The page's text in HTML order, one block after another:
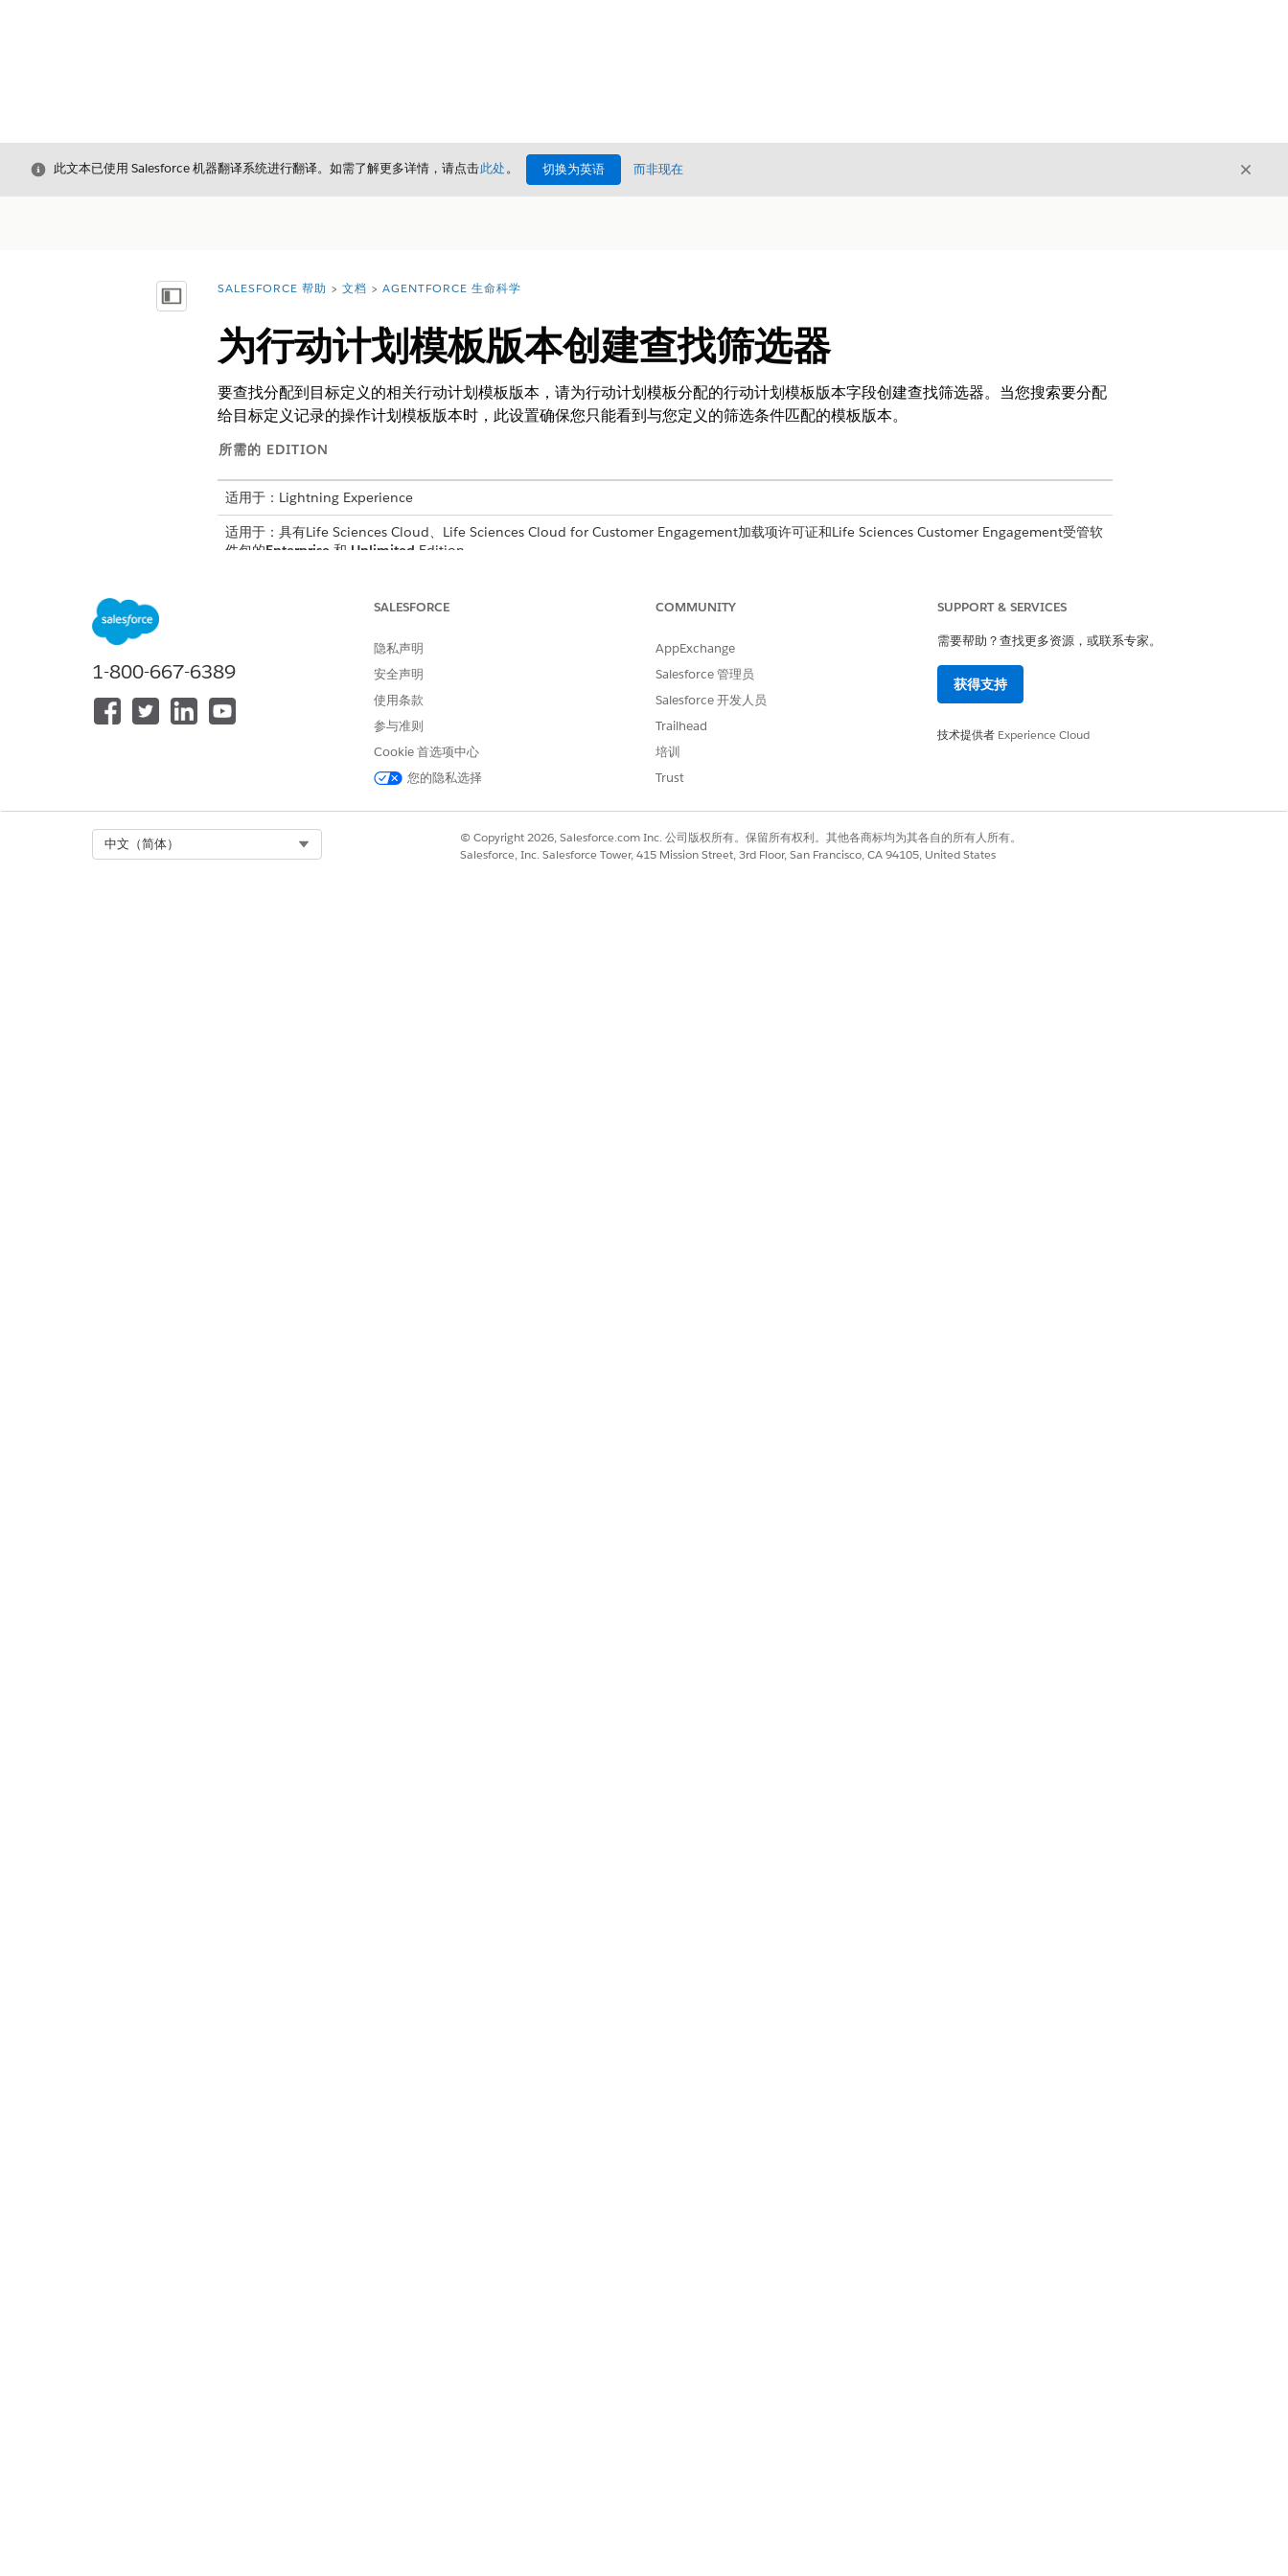
关闭
此文本已使用 Salesforce 机器翻译系统进行翻译。如需了解更多详情，请点击此处。 切换为英语 而非现在 关闭
显示目录 您在此处：
SALESFORCE 帮助 文档 AGENTFORCE 生命科学
为行动计划模板版本创建查找筛选器
要查找分配到目标定义的相关行动计划模板版本，请为行动计划模板分配的行动计划模板版本字段创建查找筛选器。当您搜索要分配
给目标定义记录的操作计划模板版本时，此设置确保您只能看到与您定义的筛选条件匹配的模板版本。
所需的 EDITION
适用于：Lightning Experience
适用于：具有Life Sciences Cloud、Life Sciences Cloud for Customer Engagement加载项许可证和Life Sciences Customer Engagement受管软
件包的Enterprise 和 Unlimited Edition。
从对象管理器中，查找并选择行动计划模板分配
行动计划模板版本
在“查找筛选器”部分，单击显示筛选器设置
在字段中，在当前查找下方，选择行动计划模板版本 行动计划模板版本：状态
等于。
输入要筛选模板版本的状态值。
例如，输入已
验证查找筛选器是否处于活动状态。
1-800-667-6389
SALESFORCE
隐私声明
安全声明
使用条款
参与准则
Cookie 首选项中心
您的隐私选择
COMMUNITY
AppExchange
Salesforce 管理员
Salesforce 开发人员
Trailhead
培训
Trust
SUPPORT & SERVICES
需要帮助？查找更多资源，或联系专家。
获得支持
技术提供者 Experience Cloud
中文（简体）
© Copyright 2026, Salesforce.com Inc. 公司版权所有。保留所有权利。其他各商标均为其各自的所有人所有。
Salesforce, Inc. Salesforce Tower, 415 Mission Street, 3rd Floor, San Francisco, CA 94105, United States